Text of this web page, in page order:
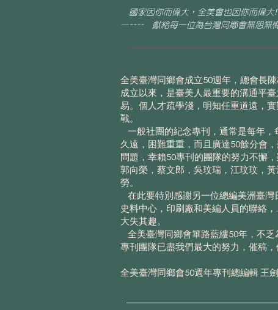
國家因你而偉大，全美會也因你而偉大!
—----
獻給每一位為台灣同鄉會無怨無
全美臺灣同鄉會成立50週年，總會長
成立以來，是臺美人最重要的溝通平
易。個人才疏學淺，明知任重道遠，
戰。
一般社團的紀念專刊，通常是每年，
久遠，困難重重，而且廣達50餘分會
問題，幸賴50專刊的團隊的努力不懈
郭向榮，蔡文郎，吳玟瑞，江玟玟，
勞。
在此要特別感謝另一位總編美洲臺灣
史料中心，印刷廠和美編人員的聯絡
大失其趣。
全美臺灣同鄉會篳路藍縷50年，不
專刊團隊已盡我們最大的努力，催稿
全美臺灣同鄉會50週年專刊總編輯 王